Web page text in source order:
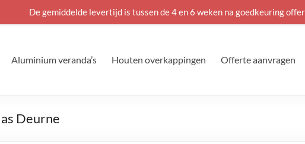
Aluminium veranda’s Houten overkappingen Offerte aanvragen
Deurne
De gemiddelde levertijd is tussen de 4 en 6 weken na goedkeuring